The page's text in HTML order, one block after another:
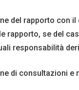
del rapporto con
rapporto, se del
responsabilità
di consultazioni